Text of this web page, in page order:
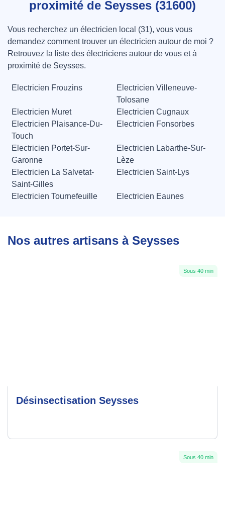
proximité de Seysses (31600)
Vous recherchez un électricien local (31), vous vous
demandez comment trouver un électricien autour de moi ?
Retrouvez la liste des électriciens autour de vous et à
proximité de Seysses.
Electricien Frouzins
Electricien Villeneuve-
Tolosane
Electricien Muret
Electricien Cugnaux
Electricien Plaisance-Du-
Touch
Electricien Fonsorbes
Electricien Portet-Sur-
Garonne
Electricien Labarthe-Sur-
Lèze
Electricien La Salvetat-
Saint-Gilles
Electricien Saint-Lys
Electricien Tournefeuille Electricien Eaunes
Nos autres artisans à Seysses
Sous 40 min
Désinsectisation Seysses
Sous 40 min